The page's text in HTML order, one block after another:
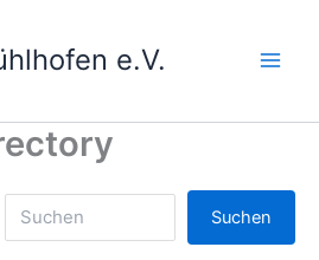
e.V.